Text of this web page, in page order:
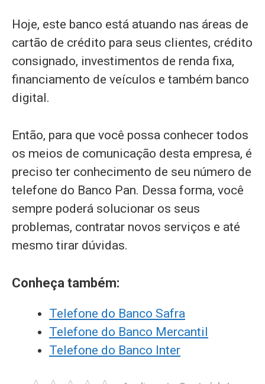
Hoje, este banco está atuando nas áreas de
cartão de crédito para seus clientes, crédito
consignado, investimentos de renda fixa,
financiamento de veículos e também banco
digital.
Então, para que você possa conhecer todos
os meios de comunicação desta empresa, é
preciso ter conhecimento de seu número de
telefone do Banco Pan. Dessa forma, você
sempre poderá solucionar os seus
problemas, contratar novos serviços e até
mesmo tirar dúvidas.
Conheça também:
Telefone do Banco Safra
Telefone do Banco Mercantil
Telefone do Banco Inter